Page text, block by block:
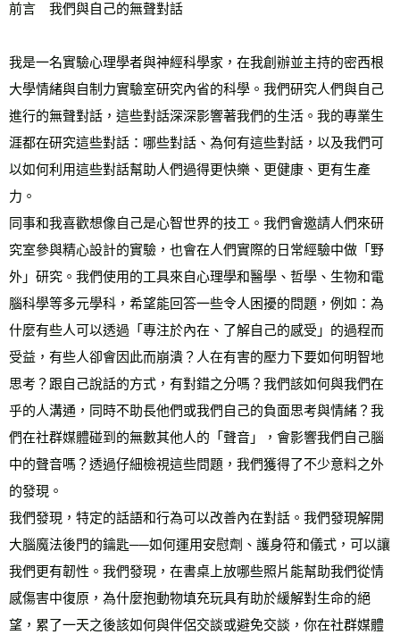
前言　我們與自己的無聲對話
我是一名實驗心理學者與神經科學家，在我創辦並主持的密西根
大學情緒與自制力實驗室研究內省的科學。我們研究人們與自己
進行的無聲對話，這些對話深深影響著我們的生活。我的專業生
涯都在研究這些對話：哪些對話、為何有這些對話，以及我們可
以如何利用這些對話幫助人們過得更快樂、更健康、更有生產
力。
同事和我喜歡想像自己是心智世界的技工。我們會邀請人們來研
究室參與精心設計的實驗，也會在人們實際的日常經驗中做「野
外」研究。我們使用的工具來自心理學和醫學、哲學、生物和電
腦科學等多元學科，希望能回答一些令人困擾的問題，例如：為
什麼有些人可以透過「專注於內在、了解自己的感受」的過程而
受益，有些人卻會因此而崩潰？人在有害的壓力下要如何明智地
思考？跟自己說話的方式，有對錯之分嗎？我們該如何與我們在
乎的人溝通，同時不助長他們或我們自己的負面思考與情緒？我
們在社群媒體碰到的無數其他人的「聲音」，會影響我們自己腦
中的聲音嗎？透過仔細檢視這些問題，我們獲得了不少意料之外
的發現。
我們發現，特定的話語和行為可以改善內在對話。我們發現解開
大腦魔法後門的鑰匙──如何運用安慰劑、護身符和儀式，可以讓
我們更有韌性。我們發現，在書桌上放哪些照片能幫助我們從情
感傷害中復原，為什麼抱動物填充玩具有助於緩解對生命的絕
望，累了一天之後該如何與伴侶交談或避免交談，你在社群媒體